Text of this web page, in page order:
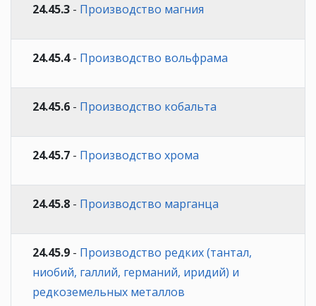
24.45.3 - Производство магния
24.45.4- Производство вольфрама
24.45.6 - Производство кобальта
24.45.7 - Производство хрома
24.45.8 - Производство марганца
24.45.9 - Производство редких (тантал,
ниобий, галлий, германий, иридий) и
редкоземельных металлов